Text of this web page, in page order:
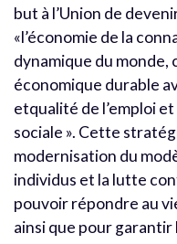
but à l’Union de
«l’économie de la
dynamique du monde,
économique durable
etqualité de l’emploi
sociale ». Cette
modernisation du
individus et la lutte
pouvoir répondre au
ainsi que pour garantir